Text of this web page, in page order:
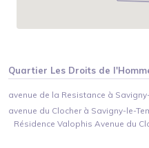
Quartier Les Droits de
avenue de la Resistance à
avenue du Clocher à Savigny-le-
Résidence Valophis Avenue du